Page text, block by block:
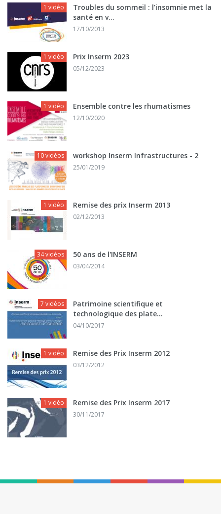
1 vidéo
Troubles du sommeil : l’insomnie met la
santé en v...
17/10/2013
1 vidéo Prix Inserm 2023
05/12/2023
1 vidéo Ensemble contre les rhumatismes
12/10/2020
10 vidéos workshop Inserm Infrastructures - 2
25/01/2019
1 vidéo Remise des prix Inserm 2013
02/12/2013
34 vidéos 50 ans de l'INSERM
03/04/2014
7 vidéos
Patrimoine scientifique et
technologique des plate...
04/10/2017
1 vidéo Remise des Prix Inserm 2012
03/12/2012
1 vidéo Remise des Prix Inserm 2017
30/11/2017